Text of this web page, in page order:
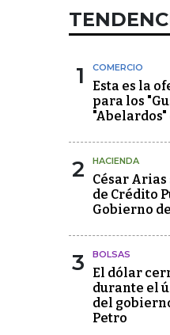
1 COMERCIO
Esta es la
para los
"Abelardos"
2 HACIENDA
César
de Crédito
Gobierno
3 BOLSAS
El dólar
durante el
del
Petro